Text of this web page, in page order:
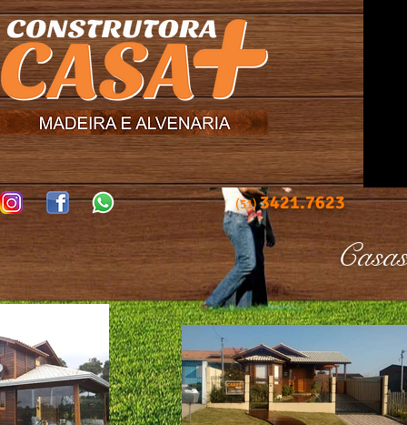
(51)3421.7623